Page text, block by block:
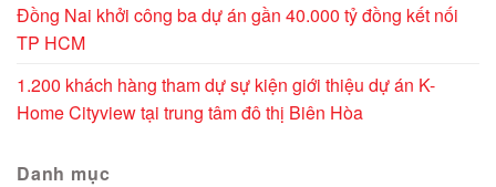
Đồng Nai khởi công ba dự án gần 40.000 tỷ đồng kết nối
TP HCM
1.200 khách hàng tham dự sự kiện giới thiệu dự án K-
Home Cityview tại trung tâm đô thị Biên Hòa
Danh mục